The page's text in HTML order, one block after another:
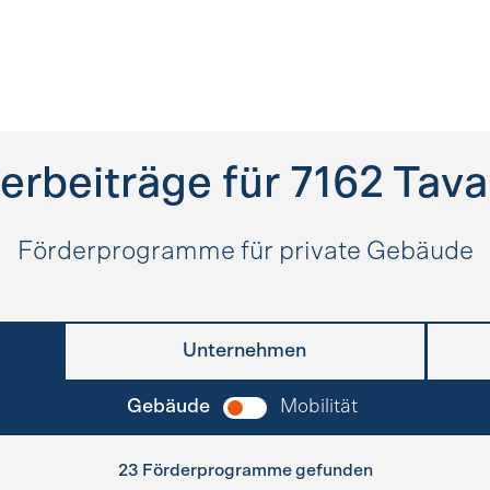
für 7162
Förderprogramme für private Gebäude
Unternehmen
Gebäude Mobilität
23 Förderprogramme gefunden